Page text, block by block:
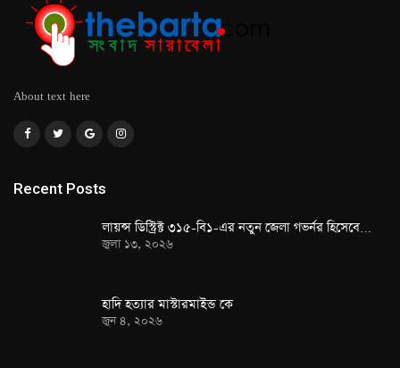
About text here
Recent Posts
লায়ন্স ডিস্ট্রিক্ট ৩১৫-বি১-এর নতুন জেলা গভর্নর হিসেবে…
জুলা ১৩, ২০২৬
হাদি হত্যার মাস্টারমাইন্ড কে
জুন ৪, ২০২৬